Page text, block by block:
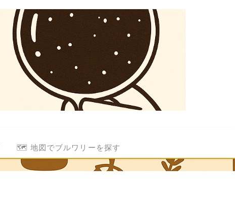
🗺️ 地図でブルワリーを探す